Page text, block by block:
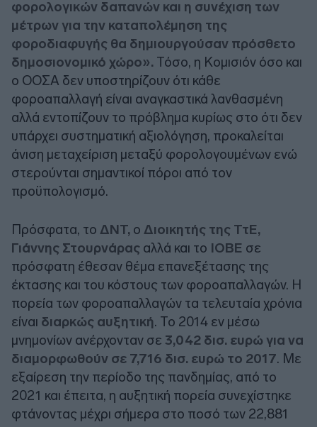
φορολογικών δαπανών και η συνέχιση των
μέτρων για την καταπολέμηση της
φοροδιαφυγής θα δημιουργούσαν πρόσθετο
δημοσιονομικό χώρο». Τόσο, η Κομισιόν όσο και
ο ΟΟΣΑ δεν υποστηρίζουν ότι κάθε
φοροαπαλλαγή είναι αναγκαστικά λανθασμένη
αλλά εντοπίζουν το πρόβλημα κυρίως στο ότι δεν
υπάρχει συστηματική αξιολόγηση, προκαλείται
άνιση μεταχείριση μεταξύ φορολογουμένων ενώ
στερούνται σημαντικοί πόροι από τον
προϋπολογισμό.
Πρόσφατα, το ΔΝΤ, ο Διοικητής της ΤτΕ,
Γιάννης Στουρνάρας αλλά και το ΙΟΒΕ σε
πρόσφατη έθεσαν θέμα επανεξέτασης της
έκτασης και του κόστους των φοροαπαλλαγών. Η
πορεία των φοροαπαλλαγών τα τελευταία χρόνια
είναι διαρκώς αυξητική. Το 2014 εν μέσω
μνημονίων ανέρχονταν σε 3,042 δισ. ευρώ για να
διαμορφωθούν σε 7,716 δισ. ευρώ το 2017. Με
εξαίρεση την περίοδο της πανδημίας, από το
2021 και έπειτα, η αυξητική πορεία συνεχίστηκε
φτάνοντας μέχρι σήμερα στο ποσό των 22,881